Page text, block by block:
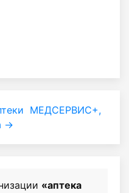
МЕДСЕРВИС+,
→
«аптека